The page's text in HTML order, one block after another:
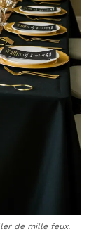
de mille feux.